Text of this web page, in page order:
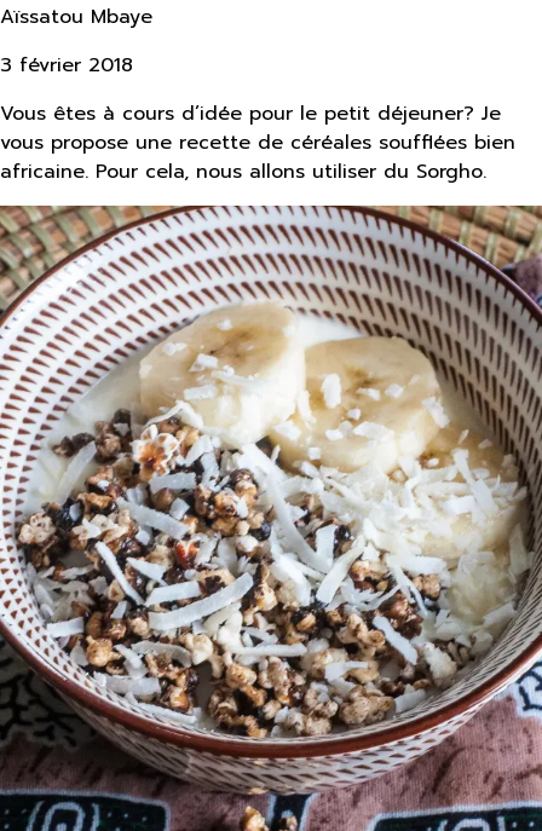
Aïssatou Mbaye
3 février 2018
Vous êtes à cours d’idée pour le petit déjeuner? Je
vous propose une recette de céréales soufflées bien
africaine. Pour cela, nous allons utiliser du Sorgho.